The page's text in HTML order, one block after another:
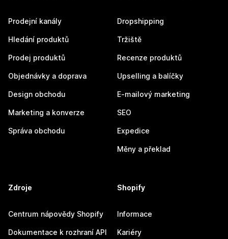
Prodejní kanály
Hledání produktů
Prodej produktů
Objednávky a doprava
Design obchodu
Marketing a konverze
Správa obchodu
Dropshipping
Tržiště
Recenze produktů
Upselling a balíčky
E-mailový marketing
SEO
Expedice
Měny a překlad
Zdroje
Centrum nápovědy Shopify
Dokumentace k rozhraní API
Shopify
Informace
Kariéry